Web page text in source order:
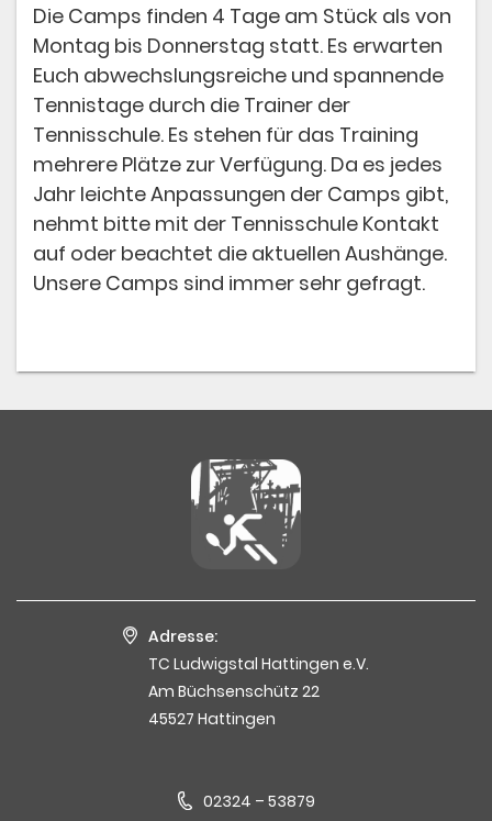
Die Camps finden 4 Tage am Stück als von
Montag bis Donnerstag statt. Es erwarten
Euch abwechslungsreiche und spannende
Tennistage durch die Trainer der
Tennisschule. Es stehen für das Training
mehrere Plätze zur Verfügung. Da es jedes
Jahr leichte Anpassungen der Camps gibt,
nehmt bitte mit der Tennisschule Kontakt
auf oder beachtet die aktuellen Aushänge.
Unsere Camps sind immer sehr gefragt.
Adresse:
TC Ludwigstal Hattingen e.V.
Am Büchsenschütz 22
45527 Hattingen
02324 – 53879